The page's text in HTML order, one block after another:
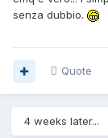
senza dubbio.
Quote
4 weeks later...